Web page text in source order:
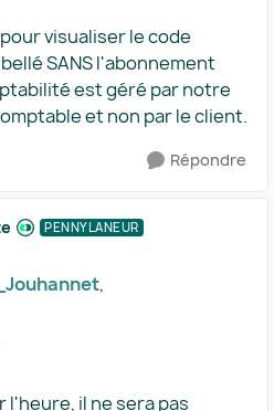
visualiser le code
SANS l'abonnement
est géré par notre
et non par le client.
Répondre
PENNYLANEUR
,
il ne sera pas